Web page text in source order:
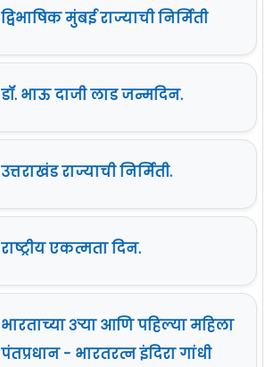
द्विभाषिक मुंबई राज्याची निर्मिती
डॉ. भाऊ दाजी लाड जन्मदिन.
उत्तराखंड राज्याची निर्मिती.
राष्ट्रीय एकत्मता दिन.
भारताच्या ३ऱ्या आणि पहिल्या महिला
पंतप्रधान - भारतरत्न इंदिरा गांधी